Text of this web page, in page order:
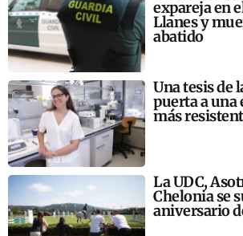
expareja en
Llanes y
abatido
Una tesis de
puerta a una
más
La UDC,
Chelonia se
aniversario